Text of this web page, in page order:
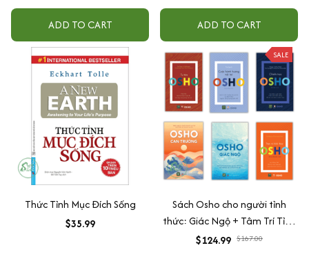
ADD TO CART ADD TO CART
Thức Tỉnh Mục Đích Sống
$35.99
SALE
Sách Osho cho người tỉnh
thức: Giác Ngộ + Tâm Trí Tỉnh
Thức + Cuộc hành Hương Nội
$124.99 $167.00